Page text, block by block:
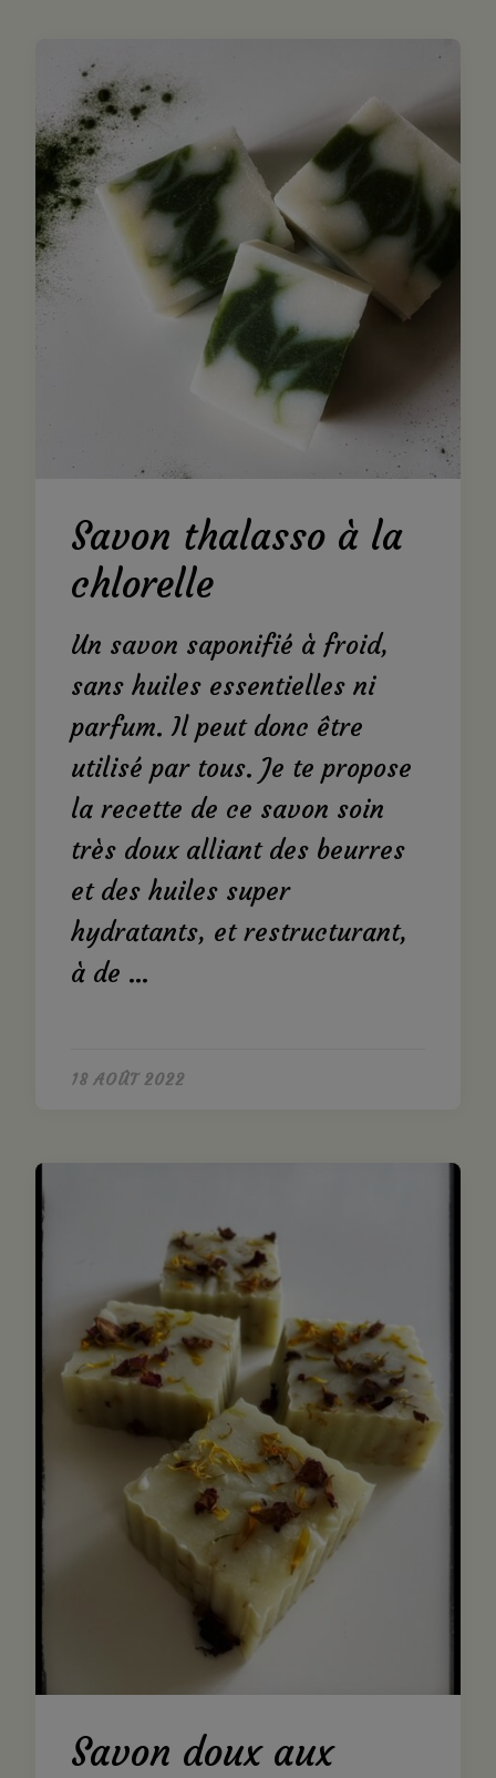
Savon thalasso à la
chlorelle
Un savon saponifié à froid,
sans huiles essentielles ni
parfum. Il peut donc être
utilisé par tous. Je te propose
la recette de ce savon soin
très doux alliant des beurres
et des huiles super
hydratants, et restructurant,
à de …
18 AOÛT 2022
Savon doux aux